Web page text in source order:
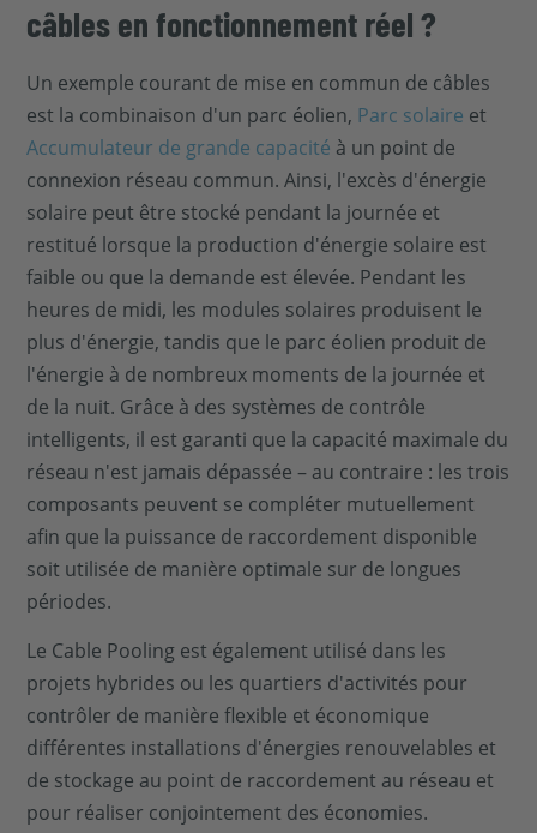
câbles en fonctionnement réel ?
Un exemple courant de mise en commun de câbles
est la combinaison d'un parc éolien, Parc solaire et
Accumulateur de grande capacité à un point de
connexion réseau commun. Ainsi, l'excès d'énergie
solaire peut être stocké pendant la journée et
restitué lorsque la production d'énergie solaire est
faible ou que la demande est élevée. Pendant les
heures de midi, les modules solaires produisent le
plus d'énergie, tandis que le parc éolien produit de
l'énergie à de nombreux moments de la journée et
de la nuit. Grâce à des systèmes de contrôle
intelligents, il est garanti que la capacité maximale du
réseau n'est jamais dépassée – au contraire : les trois
composants peuvent se compléter mutuellement
afin que la puissance de raccordement disponible
soit utilisée de manière optimale sur de longues
périodes.
Le Cable Pooling est également utilisé dans les
projets hybrides ou les quartiers d'activités pour
contrôler de manière flexible et économique
différentes installations d'énergies renouvelables et
de stockage au point de raccordement au réseau et
pour réaliser conjointement des économies.